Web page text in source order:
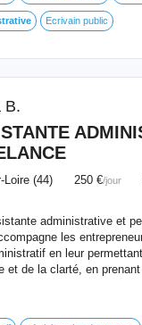
Ecrivain public
B.
Loire (44) 250 €/jour
administrative et
les
en leur
et de la clarté, en